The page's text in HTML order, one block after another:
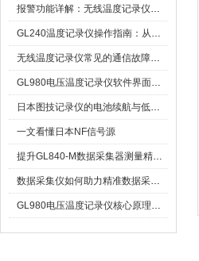
报警功能详解：无线温度记录仪的阈值设定与通知机制
GL240温度记录仪操作指南：从开箱、接线到数据导出的标准化流程
无线温度记录仪常见的通信故障诊断与排除指南
GL980电压温度记录仪软件界面功能与使用技巧
日本图技记录仪的电池续航与低功耗模式适用场景分析
一文看懂日本NF信号源
提升GL840-M数据采集器测量精度的操作秘籍
数据采集仪如何助力精准数据采集与分析？​
GL980电压温度记录仪核心原理及行业应用